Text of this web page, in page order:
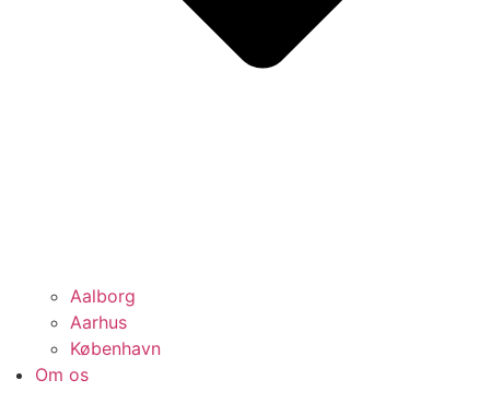
Aalborg
Aarhus
København
Om os